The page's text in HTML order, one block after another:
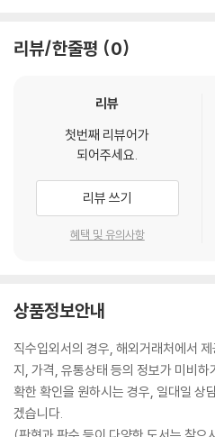
리뷰/한줄평 0
리뷰
첫번째 리뷰어가
되어주세요.
리뷰 쓰기
혜택 및 유의사항
상품정보안내
직수입외서의 경우, 해외거래처에서
지, 가격, 유통상태 등의 정보가 미비
확한 확인을 원하시는 경우, 일대일 상
겠습니다.